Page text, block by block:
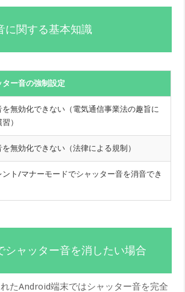
に関する基本知識
ター音の強制設定
を無効化できない（電気通信事業法の趣旨に
）
を無効化できない（法律による規制）
ント/マナーモードでシャッター音を消音でき
シャッター音を消したい場合
たAndroid端末ではシャッター音を完全